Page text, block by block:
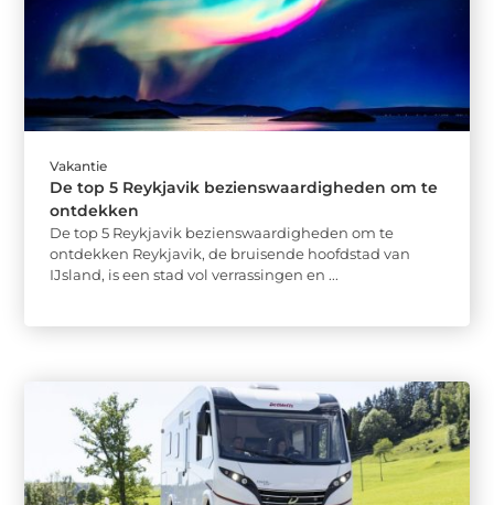
Vakantie
De top 5 Reykjavik bezienswaardigheden om te
ontdekken
De top 5 Reykjavik bezienswaardigheden om te
ontdekken Reykjavik, de bruisende hoofdstad van
IJsland, is een stad vol verrassingen en ...